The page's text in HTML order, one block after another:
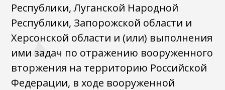
Республики, Луганской Народной
Республики, Запорожской области и
Херсонской области и (или) выполнения
ими задач по отражению вооруженного
вторжения на территорию Российской
Федерации, в ходе вооруженной